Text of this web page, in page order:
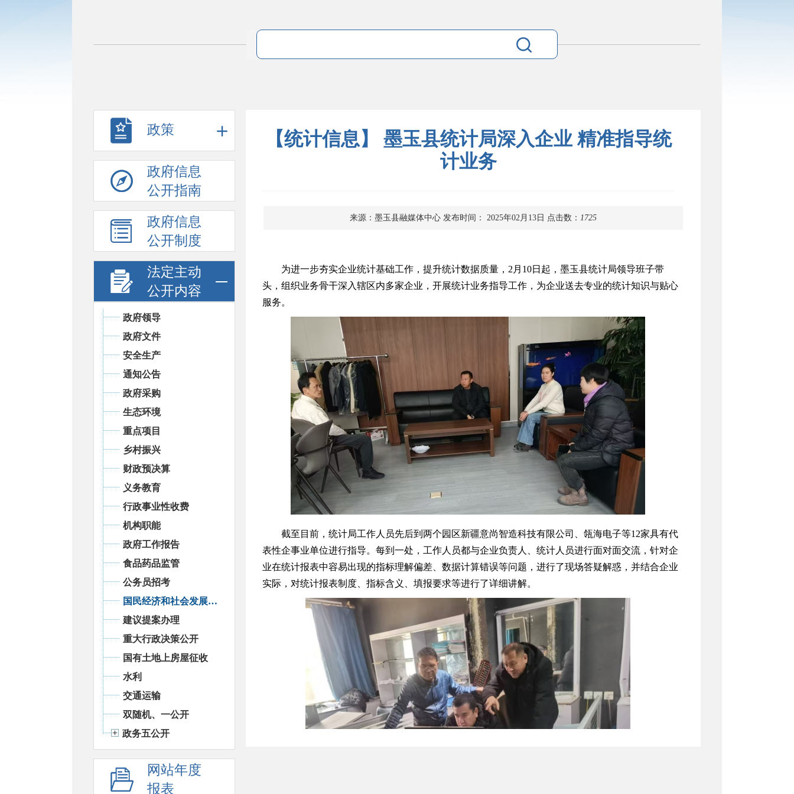
政策
政府信息
公开指南
政府信息
公开制度
法定主动
公开内容
政府领导
政府文件
安全生产
通知公告
政府采购
生态环境
重点项目
乡村振兴
财政预决算
义务教育
行政事业性收费
机构职能
政府工作报告
食品药品监管
公务员招考
国民经济和社会发展统计信息
建议提案办理
重大行政决策公开
国有土地上房屋征收
水利
交通运输
双随机、一公开
政务五公开
网站年度
报表
【统计信息】 墨玉县统计局深入企业 精准指导统
计业务
来源：墨玉县融媒体中心 发布时间： 2025年02月13日 点击数： 1725
为进一步夯实企业统计基础工作，提升统计数据质量， 2月10日起，墨玉县统计局领导班子带
头，组织业务骨干深入辖区内多家企业，开展统计业务指导工作，为企业送去专业的统计知识与贴心
服务。
截至目前，统计局工作人员先后到两个园区新疆意尚智造科技有限公司、瓴海电子等12家具有代
表性企事业单位进行指导。每到一处，工作人员都与企业负责人、统计人员进行面对面交流，针对企
业在统计报表中容易出现的指标理解偏差、数据计算错误等问题，进行了现场答疑解惑，并结合企业
实际，对统计报表制度、指标含义、填报要求等进行了详细讲解。